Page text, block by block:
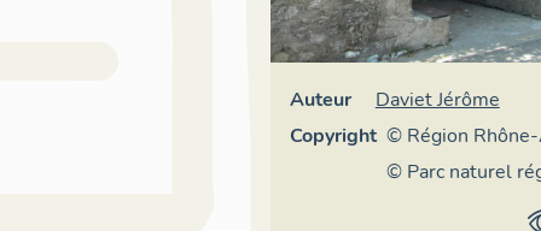
Auteur
Daviet Jérôme
Copyright © Région
Inventaire
patrimoine
© Parc naturel
Massif des